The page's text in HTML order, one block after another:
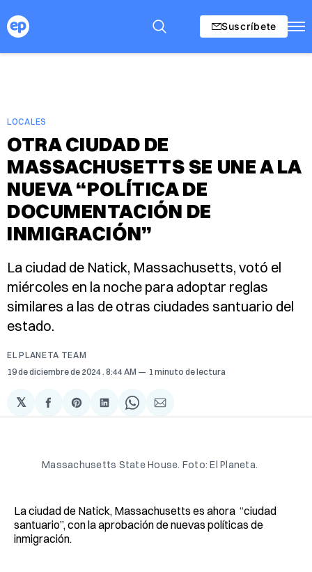
Suscríbete
LOCALES
OTRA CIUDAD DE
MASSACHUSETTS SE UNE A LA
NUEVA “POLÍTICA DE
DOCUMENTACIÓN DE
INMIGRACIÓN”
La ciudad de Natick, Massachusetts, votó el
miércoles en la noche para adoptar reglas
similares a las de otras ciudades santuario del
estado.
EL PLANETA TEAM
19 de diciembre de 2024 . 8:44 AM 1 minuto de lectura
𝕏
Compartir
en
Share
on
Compartir
en
Share
on
Compartir
via
Massachusetts State House. Foto: El Planeta.
La ciudad de Natick, Massachusetts es ahora “ciudad
santuario”, con la aprobación de nuevas políticas de
inmigración.